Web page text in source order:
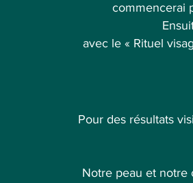
commencerai
avec le « Rituel
Pour des résultats
Notre peau et notre